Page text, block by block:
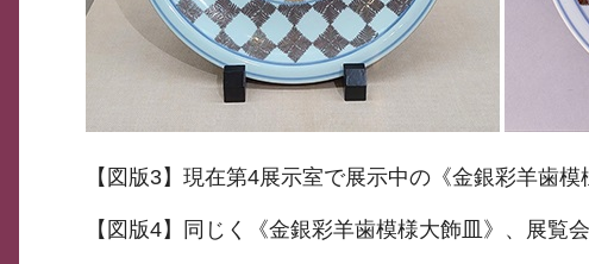
【図版3】現在第4展示室で展示中の《金銀彩羊歯模
【図版4】同じく《金銀彩羊歯模様大飾皿》、展覧